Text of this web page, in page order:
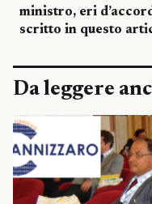
ministro, eri
scritto in questo
Da leggere